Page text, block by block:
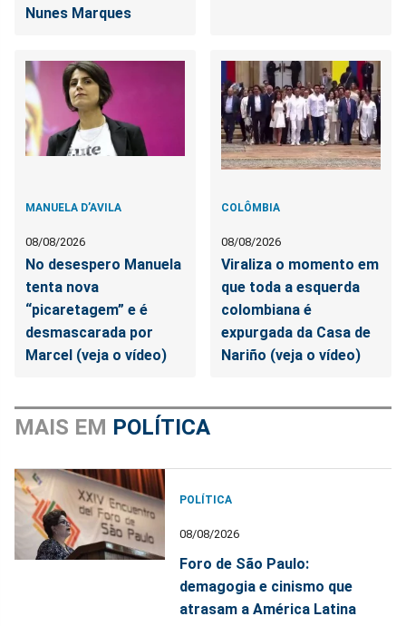
Nunes Marques
MANUELA D’AVILA
08/08/2026
No desespero Manuela
tenta nova
“picaretagem” e é
desmascarada por
Marcel (veja o vídeo)
COLÔMBIA
08/08/2026
Viraliza o momento em
que toda a esquerda
colombiana é
expurgada da Casa de
Nariño (veja o vídeo)
MAIS EM POLÍTICA
POLÍTICA
08/08/2026
Foro de São Paulo:
demagogia e cinismo que
atrasam a América Latina